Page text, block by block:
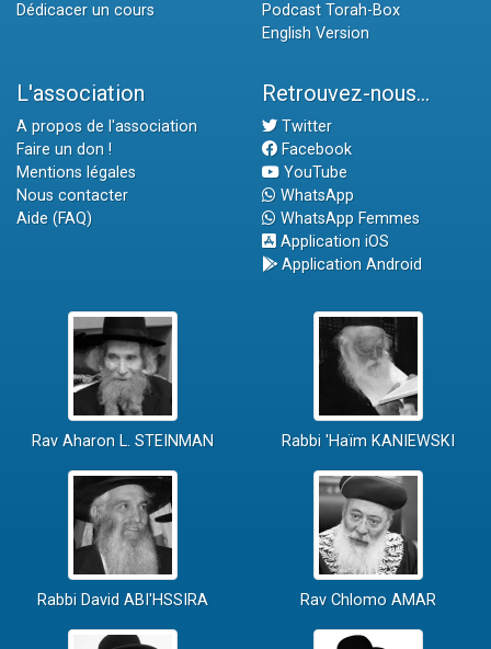
Dédicacer un cours
Podcast Torah-Box
English Version
L'association
A propos de l'association
Faire un don !
Mentions légales
Nous contacter
Aide (FAQ)
Retrouvez-nous...
Twitter
Facebook
YouTube
WhatsApp
WhatsApp Femmes
Application iOS
Application Android
Rav Aharon L. STEINMAN Rabbi 'Haïm KANIEWSKI
Rabbi David ABI'HSSIRA Rav Chlomo AMAR